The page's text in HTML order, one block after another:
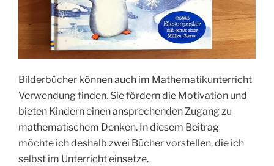
Bilderbücher können auch im Mathematikunterricht
Verwendung finden. Sie fördern die Motivation und
bieten Kindern einen ansprechenden Zugang zu
mathematischem Denken. In diesem Beitrag
möchte ich deshalb zwei Bücher vorstellen, die ich
selbst im Unterricht einsetze.